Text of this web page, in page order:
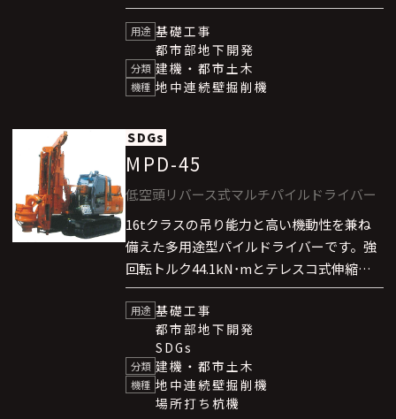
シン（MPD70は0.7m³クラス）を採用する
ことで、省スペース化を実現し、狭隘地で
も自在角度での掘削に対応可能です。掘削
性能は従来機BMXと同等のトルクを保持し
ており、多様な地盤条件において安定した
用途 基礎工事
都市部地下開発
分類 建機・都市土木
機種 地中連続壁掘削機
SDGs
MPD-45
低空頭リバース式マルチパイルドライバー
16tクラスの吊り能力と高い機動性を兼ね
備えた多用途型パイルドライバーです。強
回転トルク44.1kN･mとテレスコ式伸縮
リーダーにより、大口径・大深度施工に対
応します。空頭制限下でも使用でき、省ス
ペースなベースマシンにより都市部の狭隘
現場で高い施工効率と安定した作業性能を
発揮します。
用途 基礎工事
都市部地下開発
SDGs
分類 建機・都市土木
機種 地中連続壁掘削機
場所打ち杭機